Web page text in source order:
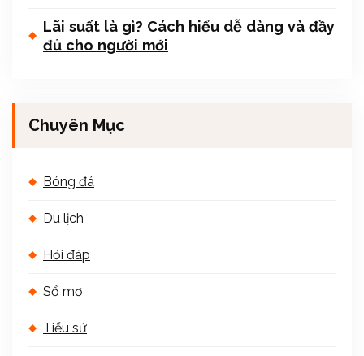
Lãi suất là gì? Cách hiểu dễ dàng và đầy
đủ cho người mới
Chuyên Mục
Bóng đá
Du lịch
Hỏi đáp
Sổ mơ
Tiểu sử